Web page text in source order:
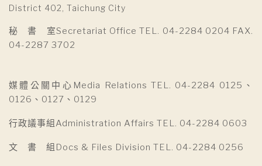
District 402, Taichung City
秘 書 室Secretariat Office TEL. 04-2284 0204 FAX.
04-2287 3702
媒體公關中心Media Relations TEL. 04-2284 0125、
0126、0127、0129
行政議事組Administration Affairs TEL. 04-2284 0603
文 書 組Docs & Files Division TEL. 04-2284 0256